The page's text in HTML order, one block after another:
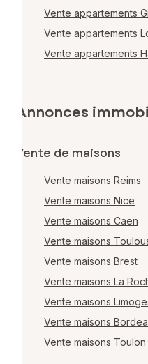
Vente appartements
Vente appartements
Vente appartements
Annonces
Vente de maisons
Vente maisons Reims
Vente maisons Nice
Vente maisons Caen
Vente maisons
Vente maisons Brest
Vente maisons La
Vente maisons
Vente maisons
Vente maisons Toulon